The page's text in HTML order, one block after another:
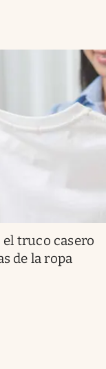
truco casero
de la ropa